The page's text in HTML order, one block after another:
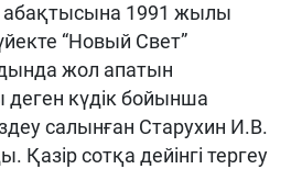
абақтысына 1991 жылы
“Новый Свет”
жол апатын
күдік бойынша
салынған Старухин И.В.
Қазір сотқа дейінгі тергеу